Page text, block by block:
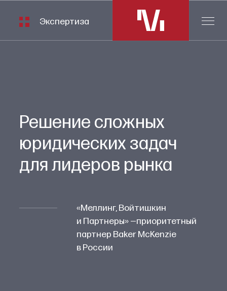
Экспертиза
Решение сложных
юридических задач
для лидеров рынка
«Меллинг, Войтишкин
и Партнеры» —приоритетный
партнер Baker McKenzie
в России